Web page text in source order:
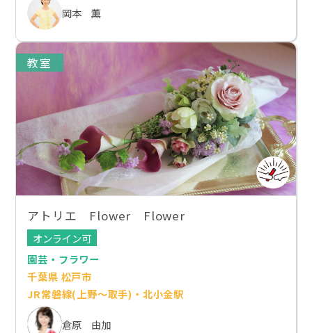
岡本 薫
教室
アトリエ Flower Flower
オンライン可
園芸・フラワー
千葉県 松戸市
JR常磐線(上野～取手)・北小金駅
倉原 由加